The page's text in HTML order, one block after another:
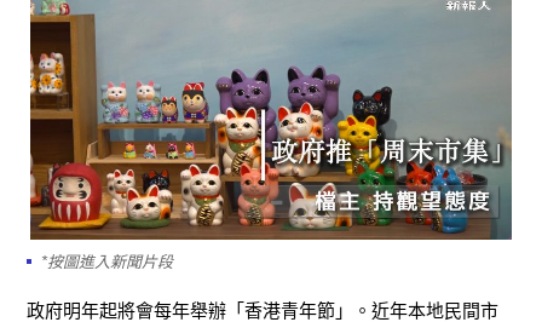
*按圖進入新聞片段
政府明年起將會每年舉辦「香港青年節」。近年本地民間市